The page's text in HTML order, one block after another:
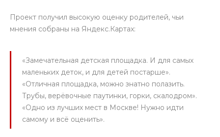
Проект получил высокую оценку родителей, чьи
мнения собраны на Яндекс.Картах:
«Замечательная детская площадка. И для самых
маленьких деток, и для детей постарше».
«Отличная площадка, можно знатно полазить.
Трубы, верёвочные паутинки, горки, скалодром».
«Одно из лучших мест в Москве! Нужно идти
самому и всё оценить».